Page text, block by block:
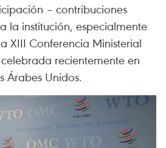
– contribuciones
la institución, especialmente
XIII Conferencia Ministerial
recientemente en
Árabes Unidos.